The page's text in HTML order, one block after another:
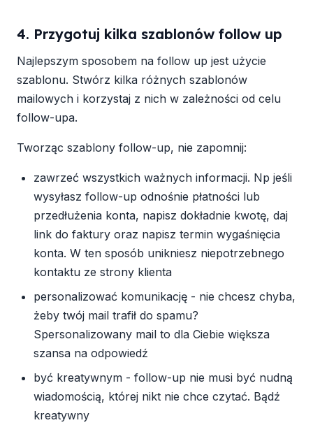
4. Przygotuj kilka szablonów follow up
Najlepszym sposobem na follow up jest użycie
szablonu. Stwórz kilka różnych szablonów
mailowych i korzystaj z nich w zależności od celu
follow-upa.
Tworząc szablony follow-up, nie zapomnij:
zawrzeć wszystkich ważnych informacji. Np jeśli
wysyłasz follow-up odnośnie płatności lub
przedłużenia konta, napisz dokładnie kwotę, daj
link do faktury oraz napisz termin wygaśnięcia
konta. W ten sposób unikniesz niepotrzebnego
kontaktu ze strony klienta
personalizować komunikację - nie chcesz chyba,
żeby twój mail trafił do spamu?
Spersonalizowany mail to dla Ciebie większa
szansa na odpowiedź
być kreatywnym - follow-up nie musi być nudną
wiadomością, której nikt nie chce czytać. Bądź
kreatywny